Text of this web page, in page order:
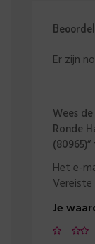
Er zijn
Wees
Ronde
Het e-
Je